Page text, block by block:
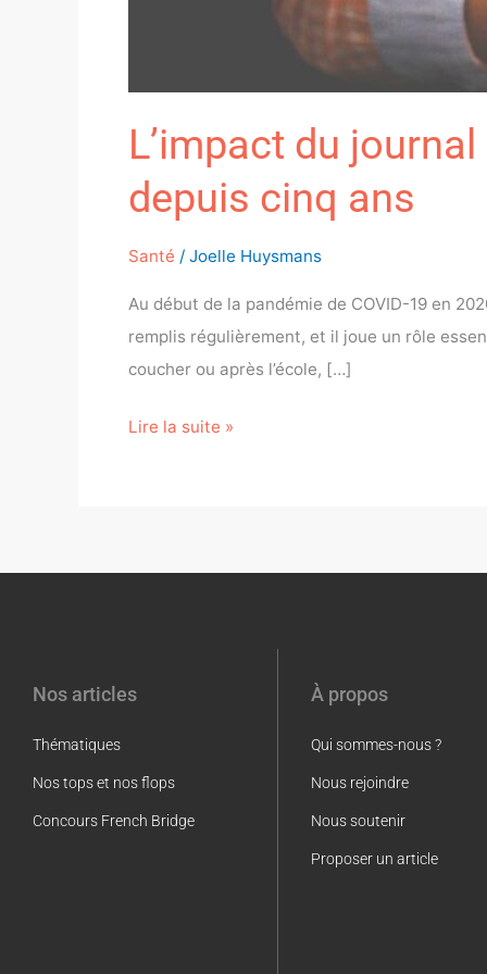
L’impact du
depuis cinq ans
Santé / Joelle Huysmans
Au début de la pandémie de COVID-19 en
remplis régulièrement, et il joue un rôle
coucher ou après l’école, […]
Lire la suite »
Nos articles
Thématiques
Nos tops et nos flops
Concours French Bridge
À propos
Qui sommes-nous ?
Nous rejoindre
Nous soutenir
Proposer un article